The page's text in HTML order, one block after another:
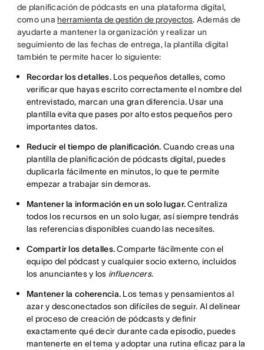
de planificación de pódcasts en una plataforma digital,
como una herramienta de gestión de proyectos. Además de
ayudarte a mantener la organización y realizar un
seguimiento de las fechas de entrega, la plantilla digital
también te permite hacer lo siguiente:
Recordar los detalles. Los pequeños detalles, como
verificar que hayas escrito correctamente el nombre del
entrevistado, marcan una gran diferencia. Usar una
plantilla evita que pases por alto estos pequeños pero
importantes datos.
Reducir el tiempo de planificación. Cuando creas una
plantilla de planificación de pódcasts digital, puedes
duplicarla fácilmente en minutos, lo que te permite
empezar a trabajar sin demoras.
Mantener la información en un solo lugar.Centraliza
todos los recursos en un solo lugar, así siempre tendrás
las referencias disponibles cuando las necesites.
Compartir los detalles.Comparte fácilmente con el
equipo del pódcast y cualquier socio externo, incluidos
los anunciantes y los influencers.
Mantener la coherencia. Los temas y pensamientos al
azar y desconectados son difíciles de seguir. Al delinear
el proceso de creación de pódcasts y definir
exactamente qué decir durante cada episodio, puedes
mantenerte en el tema y adoptar una rutina eficaz para la